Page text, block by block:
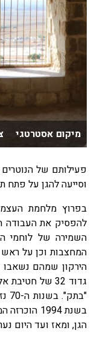
מיקום אסטרטגי
פעילותם של
וסייעה להגן על פתח
בפרוץ מלחמת
להפסיק את העבודה
השמירה של לוחמי
המחצבות וכן על ראש
גדוד 32 של
הגן, ומאז ועד היום